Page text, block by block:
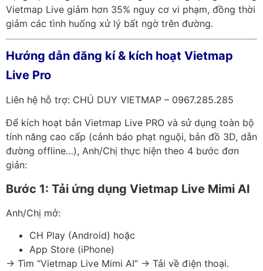
Vietmap Live giảm hơn 35% nguy cơ vi phạm, đồng thời
giảm các tình huống xử lý bất ngờ trên đường.
Hướng dẫn đăng kí & kích hoạt Vietmap
Live Pro
Liên hệ hỗ trợ: CHÚ DUY VIETMAP – 0967.285.285
Để kích hoạt bản Vietmap Live PRO và sử dụng toàn bộ
tính năng cao cấp (cảnh báo phạt nguội, bản đồ 3D, dẫn
đường offline…), Anh/Chị thực hiện theo 4 bước đơn
giản:
Bước 1: Tải ứng dụng Vietmap Live Mimi AI
Anh/Chị mở:
CH Play (Android) hoặc
App Store (iPhone)
→ Tìm “Vietmap Live Mimi AI” → Tải về điện thoại.